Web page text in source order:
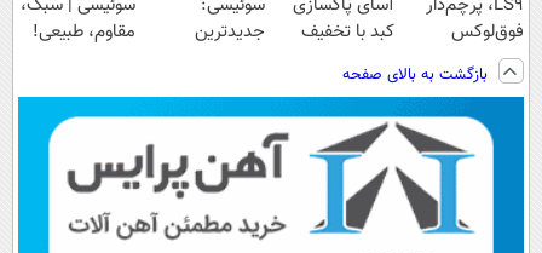
LS9، پرچم‌دار
فوق‌لوکس
EREV وارد بازار
ایران شد
آسای پاکسازی
کبد با تخفیف
سوئیسی:
جدیدترین
پرداخت قسطی
سوئیسی | سبک،
مقاوم، طبیعی!
اقساطی😍
بازگشت به بالای صفحه